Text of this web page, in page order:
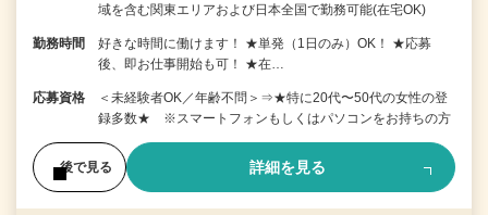
域を含む関東エリアおよび日本全国で勤務可能(在宅OK)
勤務時間
好きな時間に働けます！ ★単発（1日のみ）OK！ ★応募
後、即お仕事開始も可！ ★在…
応募資格
＜未経験者OK／年齢不問＞⇒★特に20代〜50代の女性の登
録多数★ ※スマートフォンもしくはパソコンをお持ちの方
後で見る 詳細を見る